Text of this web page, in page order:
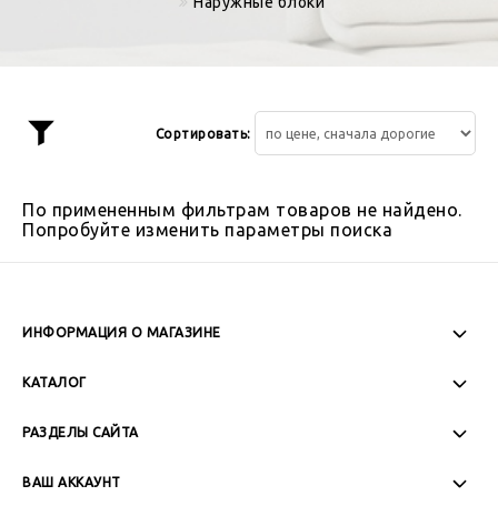
Сортировать:
По примененным фильтрам товаров не найдено.
Попробуйте изменить параметры поиска
ИНФОРМАЦИЯ О МАГАЗИНЕ
Сб-Вс: Выходной
КАТАЛОГ
РАЗДЕЛЫ САЙТА
ВАШ АККАУНТ